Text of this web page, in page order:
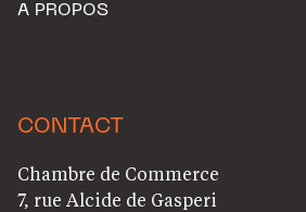
A PROPOS
CONTACT
Chambre de Commerce
7, rue Alcide de Gasperi